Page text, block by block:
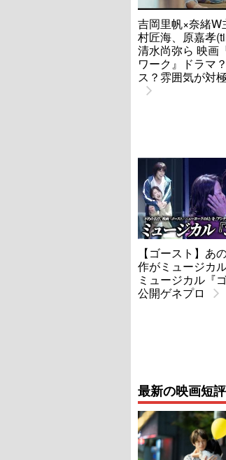
吉岡里帆×奈緒W
村匠海、原嘉孝
清水尚弥ら 映画
ワーク』ドラマ
ス？雰囲気が対
【ゴースト】あ
作がミュージカ
ミュージカル『
公開ゲネプロ
最新の映画短評